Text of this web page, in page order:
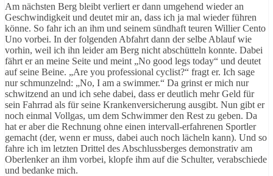
Am nächsten Berg bleibt verliert er dann umgehend wieder an
Geschwindigkeit und deutet mir an, dass ich ja mal wieder führen
könne. So fahr ich an ihm und seinem sündhaft teuren Willier Cento
Uno vorbei. In der folgenden Abfahrt dann der selbe Ablauf wie
vorhin, weil ich ihn leider am Berg nicht abschütteln konnte. Dabei
fährt er an meine Seite und meint „No good legs today“ und deutet
auf seine Beine. „Are you professional cyclist?“ fragt er. Ich sage
nur schmunzelnd: „No, I am a swimmer.“ Da grinst er mich nur
schwitzend an und ich sehe dabei, dass er deutlich mehr Geld für
sein Fahrrad als für seine Krankenversicherung ausgibt. Nun gibt er
noch einmal Vollgas, um dem Schwimmer den Rest zu geben. Da
hat er aber die Rechnung ohne einen intervall-erfahrenen Sportler
gemacht (der, wenn er muss, dabei auch noch lächeln kann). Und so
fahre ich im letzten Drittel des Abschlussberges demonstrativ am
Oberlenker an ihm vorbei, klopfe ihm auf die Schulter, verabschiede
und bedanke mich.